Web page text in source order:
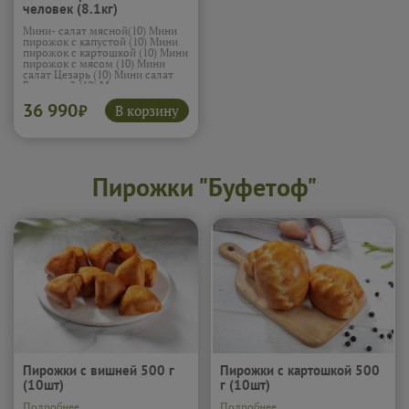
человек (8.1кг)
Мини- салат мясной(10) Мини
пирожок с капустой (10) Мини
пирожок с картошкой (10) Мини
пирожок с мясом (10) Мини
салат Цезарь (10) Мини салат
Греческий (12) Мини салат
Фаворит (15) Мини сэндвич с
ветчиной и сыром (12)
Овощные палочки (10) Печеные
креветка с соусом терияки (15)
Мини сэндвич с курицей и
Подробнее...
36 990₽ В корзину
Пирожки "Буфетоф"
Пирожки с вишней 500 г
(10шт)
Пирожки с картошкой 500
г (10шт)